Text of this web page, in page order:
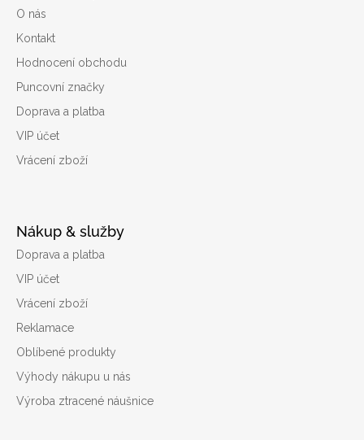
O nás
Kontakt
Hodnocení obchodu
Puncovní značky
Doprava a platba
VIP účet
Vrácení zboží
Nákup & služby
Doprava a platba
VIP účet
Vrácení zboží
Reklamace
Oblíbené produkty
Výhody nákupu u nás
Výroba ztracené náušnice